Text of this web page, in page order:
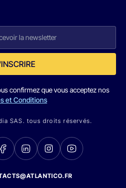
confirmez que vous acceptez nos
et Conditions
SAS. tous droits réservés.